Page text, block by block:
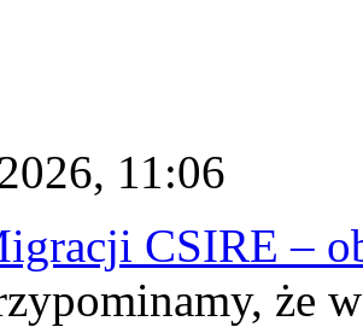
11:06
CSIRE –
że